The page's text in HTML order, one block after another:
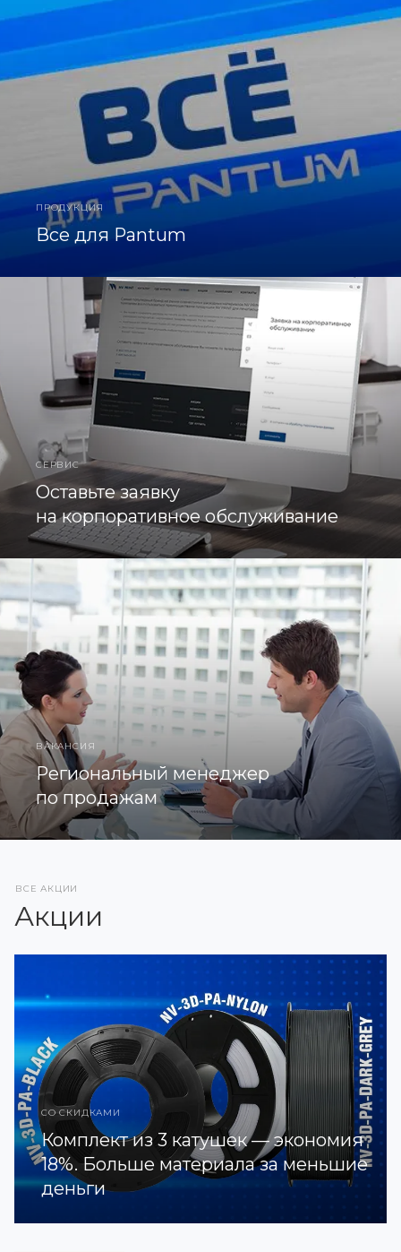
ПРОДУКЦИЯ
Все для Pantum
СЕРВИС
Оставьте заявку
на корпоративное обслуживание
ВАКАНСИЯ
Региональный менеджер
по продажам
ВСЕ АКЦИИ
Акции
СО СКИДКАМИ
Комплект из 3 катушек — экономия
18%. Больше материала за меньшие
деньги